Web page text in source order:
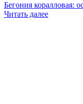
Бегония коралловая:
Читать далее